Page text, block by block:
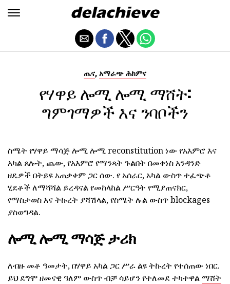
ጤና, አማራጭ ሕክምና
የሃዋይ ሎሚ ሎሚ ማሸት:
ግምገማዎች እና ንባቦችን
ስሜት የሃዋይ ማሳጅ ሎሚ ሎሚ reconstitution ነው የአእምሮ እና
አካል ጸሎት, ጨው, የአእምሮ የማንጻት ጉልበት በመቀነስ አንዳንድ
ዘዴዎች በትይዩ አጠቃቀም ጋር ሰው. የ አሰራር, አካል ውስጥ ተፈጭቶ
ሂደቶች ለማሻሻል ይረዳናል የመከላከል ሥርዓት የሚያጠናክር,
የማስታወስ እና ትኩረት ያሻሽላል, የስሜት ሉል ውስጥ blockages
ያስወግዳል.
ሎሚ ሎሚ ማሳጅ ታሪክ
ለብዙ መቶ ዓመታት, በሃዋይ አካል ጋር ሥራ ልዩ ትኩረት የተሰጠው ነበር.
ይህ ደግሞ ዘመናዊ ዓለም ውስጥ ብቻ ሳይሆን የተለመደ ተካተዋልማሸት